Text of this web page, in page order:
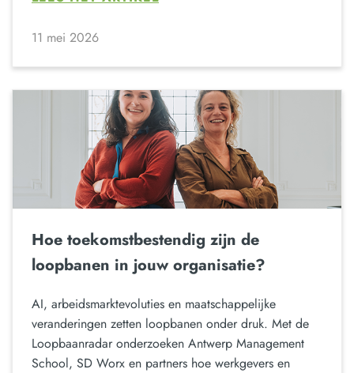
11 mei 2026
Hoe toekomstbestendig zijn de
loopbanen in jouw organisatie?
AI, arbeidsmarktevoluties en maatschappelijke
veranderingen zetten loopbanen onder druk. Met de
Loopbaanradar onderzoeken Antwerp Management
School, SD Worx en partners hoe werkgevers en